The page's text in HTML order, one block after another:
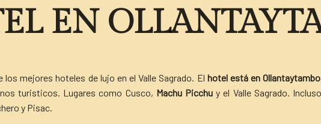
EN
los mejores hoteles de lujo en el Valle Sagrado. El hotel está en Ollantaytambo
turisticos. Lugares como Cusco, Machu Picchu y el Valle Sagrado.
y Pisac.